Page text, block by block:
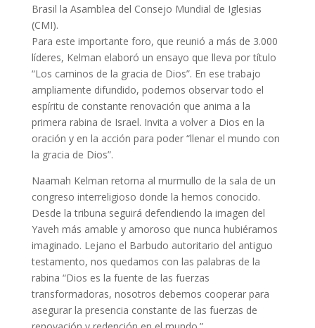
Brasil la Asamblea del Consejo Mundial de Iglesias
(CMI).
Para este importante foro, que reunió a más de 3.000
líderes, Kelman elaboró un ensayo que lleva por título
“Los caminos de la gracia de Dios”. En ese trabajo
ampliamente difundido, podemos observar todo el
espíritu de constante renovación que anima a la
primera rabina de Israel. Invita a volver a Dios en la
oración y en la acción para poder “llenar el mundo con
la gracia de Dios”.
Naamah Kelman retorna al murmullo de la sala de un
congreso interreligioso donde la hemos conocido.
Desde la tribuna seguirá defendiendo la imagen del
Yaveh más amable y amoroso que nunca hubiéramos
imaginado. Lejano el Barbudo autoritario del antiguo
testamento, nos quedamos con las palabras de la
rabina “Dios es la fuente de las fuerzas
transformadoras, nosotros debemos cooperar para
asegurar la presencia constante de las fuerzas de